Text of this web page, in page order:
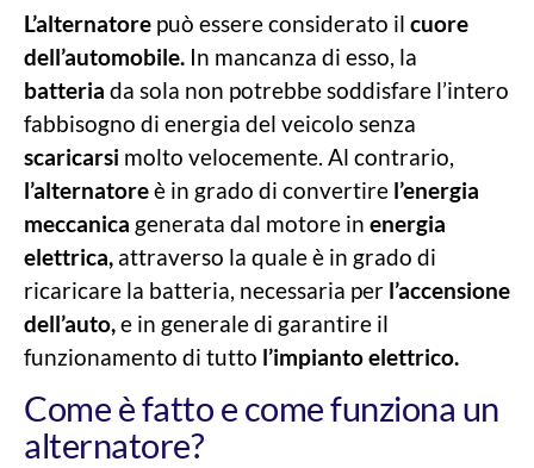
L’alternatore può essere considerato il cuore
dell’automobile. In mancanza di esso, la
batteria da sola non potrebbe soddisfare l’intero
fabbisogno di energia del veicolo senza
scaricarsi molto velocemente. Al contrario,
l’alternatoreè in grado di convertire l’energia
meccanica generata dal motore in energia
elettrica, attraverso la quale è in grado di
ricaricare la batteria, necessaria per l’accensione
dell’auto,e in generale di garantire il
funzionamento di tutto l’impianto elettrico.
Come è fatto e come funziona un
alternatore?